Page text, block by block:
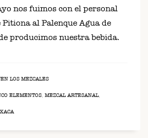
nos fuimos con el personal
al Palenque Agua de
producimos nuestra bebida.
LOS MEZCALES
ELEMENTOS, MEZCAL ARTESANAL,